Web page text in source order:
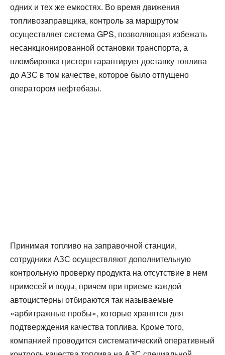
одних и тех же емкостях. Во время движения
топливозаправщика, контроль за маршрутом
осуществляет система GPS, позволяющая избежать
несанкционированной остановки транспорта, а
пломбировка цистерн гарантирует доставку топлива
до АЗС в том качестве, которое было отпущено
оператором нефтебазы.
Принимая топливо на заправочной станции,
сотрудники АЗС осуществляют дополнительную
контрольную проверку продукта на отсутствие в нем
примесей и воды, причем при приеме каждой
автоцистерны отбираются так называемые
«арбитражные пробы», которые хранятся для
подтверждения качества топлива. Кроме того,
компанией проводится систематический оперативный